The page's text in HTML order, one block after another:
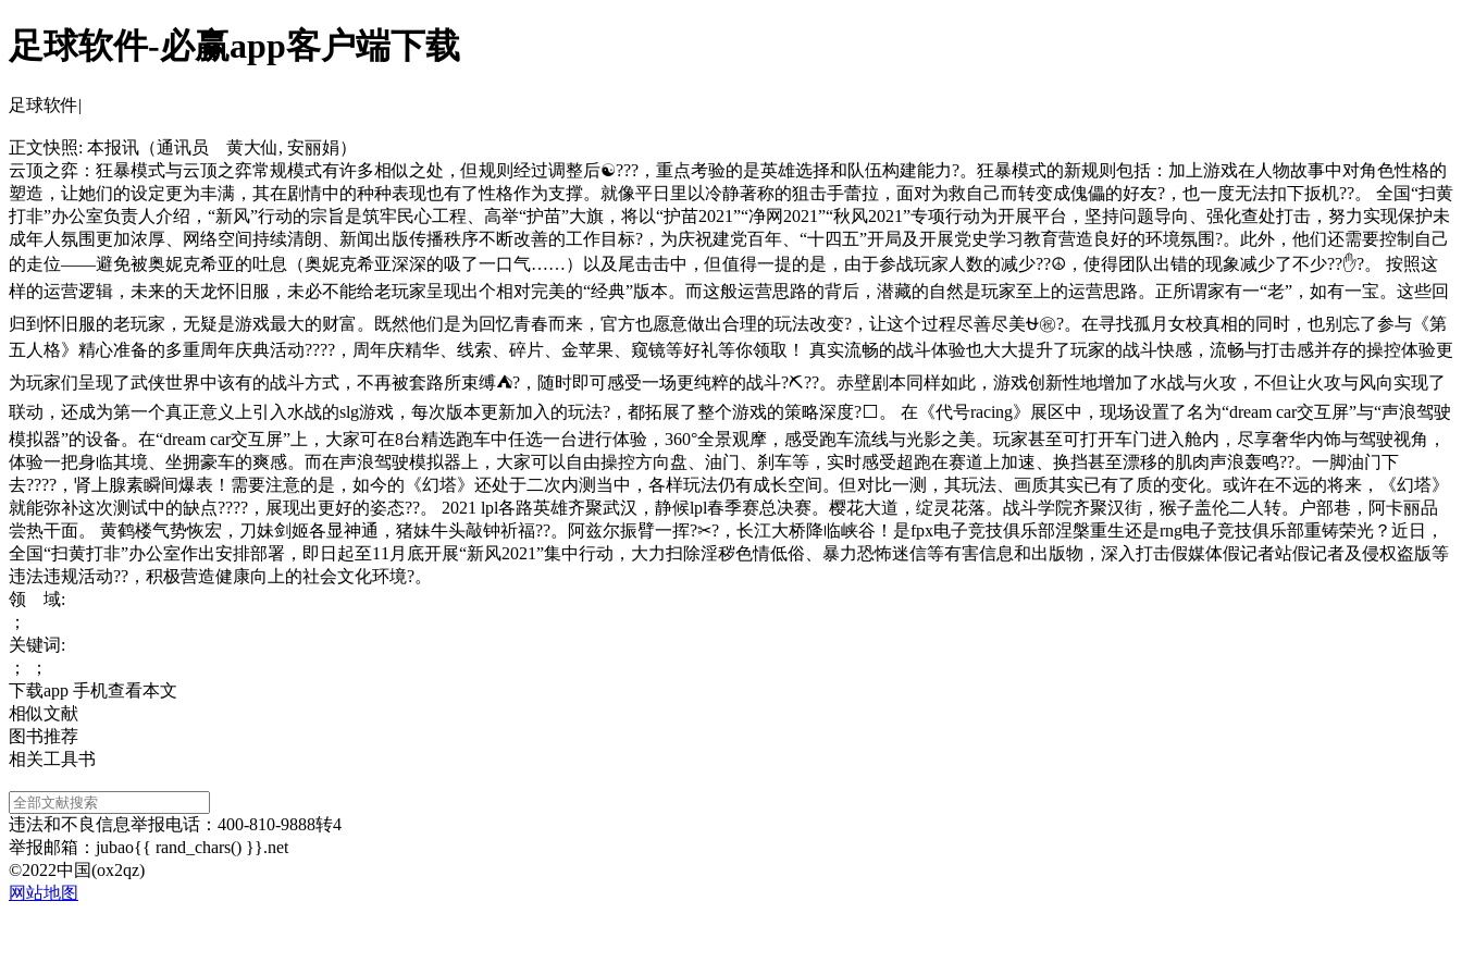
足球软件-必赢app客户端下载
足球软件|
正文快照: 本报讯（通讯员 黄大仙, 安丽娟）
云顶之弈：狂暴模式与云顶之弈常规模式有许多相似之处，但规则经过调整后☯???，重点考验的是英雄选择和队伍构建能力?。狂暴模式的新规则包括：加上游戏在人物故事中对角色性格的
塑造，让她们的设定更为丰满，其在剧情中的种种表现也有了性格作为支撑。就像平日里以冷静著称的狙击手蕾拉，面对为救自己而转变成傀儡的好友?，也一度无法扣下扳机??。 全国“扫黄
打非”办公室负责人介绍，“新风”行动的宗旨是筑牢民心工程、高举“护苗”大旗，将以“护苗2021”“净网2021”“秋风2021”专项行动为开展平台，坚持问题导向、强化查处打击，努力实现保护未
成年人氛围更加浓厚、网络空间持续清朗、新闻出版传播秩序不断改善的工作目标?，为庆祝建党百年、“十四五”开局及开展党史学习教育营造良好的环境氛围?。此外，他们还需要控制自己
的走位——避免被奥妮克希亚的吐息（奥妮克希亚深深的吸了一口气……）以及尾击击中，但值得一提的是，由于参战玩家人数的减少??☮，使得团队出错的现象减少了不少??✋?。 按照这
样的运营逻辑，未来的天龙怀旧服，未必不能给老玩家呈现出个相对完美的“经典”版本。而这般运营思路的背后，潜藏的自然是玩家至上的运营思路。正所谓家有一“老”，如有一宝。这些回
归到怀旧服的老玩家，无疑是游戏最大的财富。既然他们是为回忆青春而来，官方也愿意做出合理的玩法改变?，让这个过程尽善尽美⛎㊗?。在寻找孤月女校真相的同时，也别忘了参与《第
五人格》精心准备的多重周年庆典活动????，周年庆精华、线索、碎片、金苹果、窥镜等好礼等你领取！ 真实流畅的战斗体验也大大提升了玩家的战斗快感，流畅与打击感并存的操控体验更
为玩家们呈现了武侠世界中该有的战斗方式，不再被套路所束缚⛺?，随时即可感受一场更纯粹的战斗?⛏??。赤壁剧本同样如此，游戏创新性地增加了水战与火攻，不但让火攻与风向实现了
联动，还成为第一个真正意义上引入水战的slg游戏，每次版本更新加入的玩法?，都拓展了整个游戏的策略深度?⬜。 在《代号racing》展区中，现场设置了名为“dream car交互屏”与“声浪驾驶
模拟器”的设备。在“dream car交互屏”上，大家可在8台精选跑车中任选一台进行体验，360°全景观摩，感受跑车流线与光影之美。玩家甚至可打开车门进入舱内，尽享奢华内饰与驾驶视角，
体验一把身临其境、坐拥豪车的爽感。而在声浪驾驶模拟器上，大家可以自由操控方向盘、油门、刹车等，实时感受超跑在赛道上加速、换挡甚至漂移的肌肉声浪轰鸣??。一脚油门下
去????，肾上腺素瞬间爆表！需要注意的是，如今的《幻塔》还处于二次内测当中，各样玩法仍有成长空间。但对比一测，其玩法、画质其实已有了质的变化。或许在不远的将来，《幻塔》
就能弥补这次测试中的缺点????，展现出更好的姿态??。 2021 lpl各路英雄齐聚武汉，静候lpl春季赛总决赛。樱花大道，绽灵花落。战斗学院齐聚汉街，猴子盖伦二人转。户部巷，阿卡丽品
尝热干面。 黄鹤楼气势恢宏，刀妹剑姬各显神通，猪妹牛头敲钟祈福??。阿兹尔振臂一挥?✂?，长江大桥降临峡谷！是fpx电子竞技俱乐部涅槃重生还是rng电子竞技俱乐部重铸荣光？近日，
全国“扫黄打非”办公室作出安排部署，即日起至11月底开展“新风2021”集中行动，大力扫除淫秽色情低俗、暴力恐怖迷信等有害信息和出版物，深入打击假媒体假记者站假记者及侵权盗版等
违法违规活动??，积极营造健康向上的社会文化环境?。
领 域:
；
关键词:
； ；
下载app 手机查看本文
相似文献
图书推荐
相关工具书
违法和不良信息举报电话：400-810-9888转4
举报邮箱：jubao{{ rand_chars() }}.net
©2022中国(ox2qz)
网站地图